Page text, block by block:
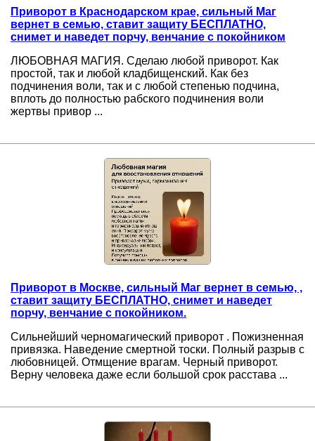
Приворот в Краснодарском крае, сильный Маг
вернет в семью, ставит защиту БЕСПЛАТНО,
снимет и наведет порчу, венчание с покойником
ЛЮБОВНАЯ МАГИЯ. Сделаю любой приворот. Как
простой, так и любой кладбищенский. Как без
подчинения воли, так и с любой степенью подчина,
вплоть до полностью рабского подчинения воли
жертвы привор ...
Приворот в Москве, сильный Маг вернет в семью, ,
ставит защиту БЕСПЛАТНО, снимет и наведет
порчу, венчание с покойником.
Сильнейший черномагический приворот . Пожизненная
привязка. Наведение смертной тоски. Полный разрыв с
любовницей. Отмщение врагам. Черный приворот.
Верну человека даже если большой срок расстава ...